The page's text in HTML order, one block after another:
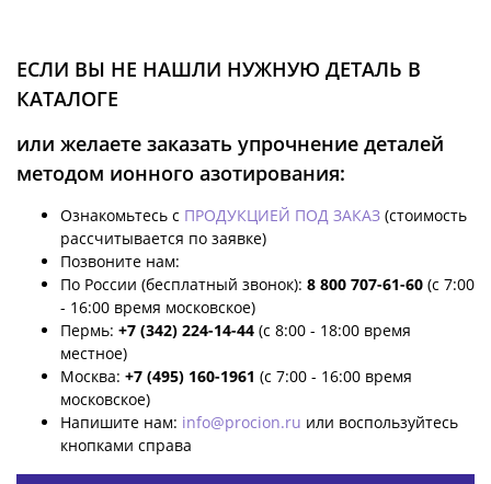
ЕСЛИ ВЫ НЕ НАШЛИ НУЖНУЮ ДЕТАЛЬ В
КАТАЛОГЕ
или желаете заказать упрочнение деталей
методом ионного азотирования:
Ознакомьтесь с ПРОДУКЦИЕЙ ПОД ЗАКАЗ (стоимость
рассчитывается по заявке)
Позвоните нам:
По России (бесплатный звонок): 8 800 707-61-60 (с 7:00
- 16:00 время московское)
Пермь: +7 (342) 224-14-44 (с 8:00 - 18:00 время
местное)
Москва: +7 (495) 160-1961 (с 7:00 - 16:00 время
московское)
Напишите нам: info@procion.ru или воспользуйтесь
кнопками справа